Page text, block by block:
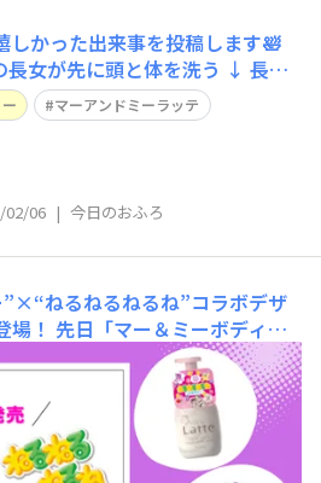
しかった出来事を投稿します🛀
長女が先に頭と体を洗う ↓ 長女
、私と3歳の次女が浴室に入っ
っしょにお風呂に浸かり、長女
す
マーアンドミーラッテ
02/06 | 今日のおふろ
ねるねるねるね”コラボデザ
！ 先日「マー＆ミーボディソ
ラボデザイン）先行体験キャンペ
ニティ内でさせていただきました
日（金）にマー＆ミー×ねるねる
ボディソープが数量限定で発売と
しさを残しつつ、ねるねるねる